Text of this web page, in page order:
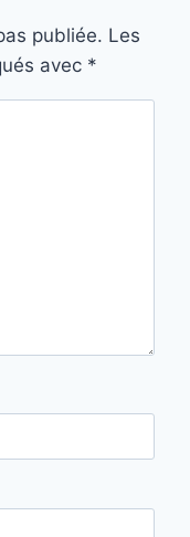
publiée. Les
avec *